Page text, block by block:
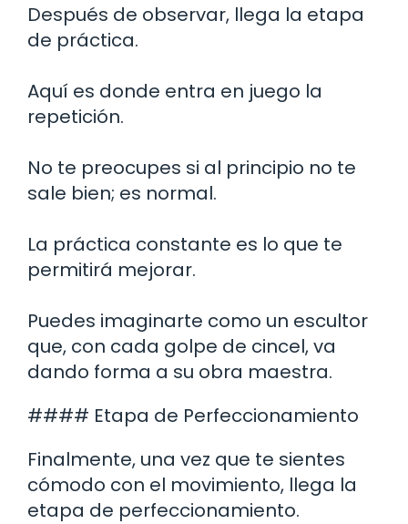
Después de observar, llega la etapa
de práctica.
Aquí es donde entra en juego la
repetición.
No te preocupes si al principio no te
sale bien; es normal.
La práctica constante es lo que te
permitirá mejorar.
Puedes imaginarte como un escultor
que, con cada golpe de cincel, va
dando forma a su obra maestra.
#### Etapa de Perfeccionamiento
Finalmente, una vez que te sientes
cómodo con el movimiento, llega la
etapa de perfeccionamiento.